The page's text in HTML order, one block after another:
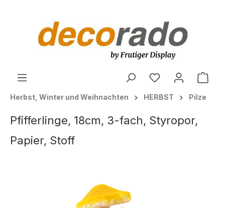
Herbst, Winter und Weihnachten HERBST Pilze
Pfifferlinge, 18cm, 3-fach, Styropor,
Papier, Stoff
Bildergalerie überspringen